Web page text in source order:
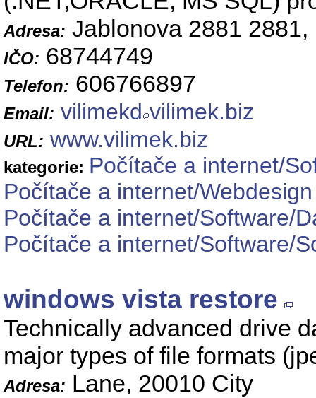
Adresa: Jablonova 2881 2881,
IČO: 68744749
Telefon: 606766897
Email: vilimekd vilimek.biz
URL: www.vilimek.biz
kategorie: Počítače a internet/
Počítače a internet/
Počítače a internet/Software/
Počítače a internet/Software/
windows vista restore
Technically advanced drive
major types of file formats
Adresa: Lane, 20010 City